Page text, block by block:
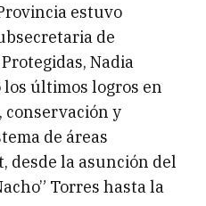
estuvo
de
Nadia
últimos logros en
conservación y
de áreas
desde la asunción del
Torres hasta la